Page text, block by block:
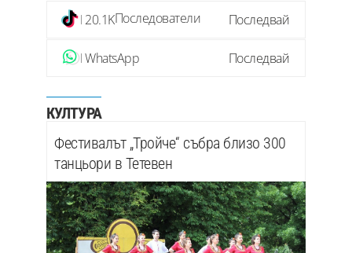
20.1KПоследователи Последвай
WhatsApp Последвай
КУЛТУРА
Фестивалът „Тройче“ събра близо 300
танцьори в Тетевен